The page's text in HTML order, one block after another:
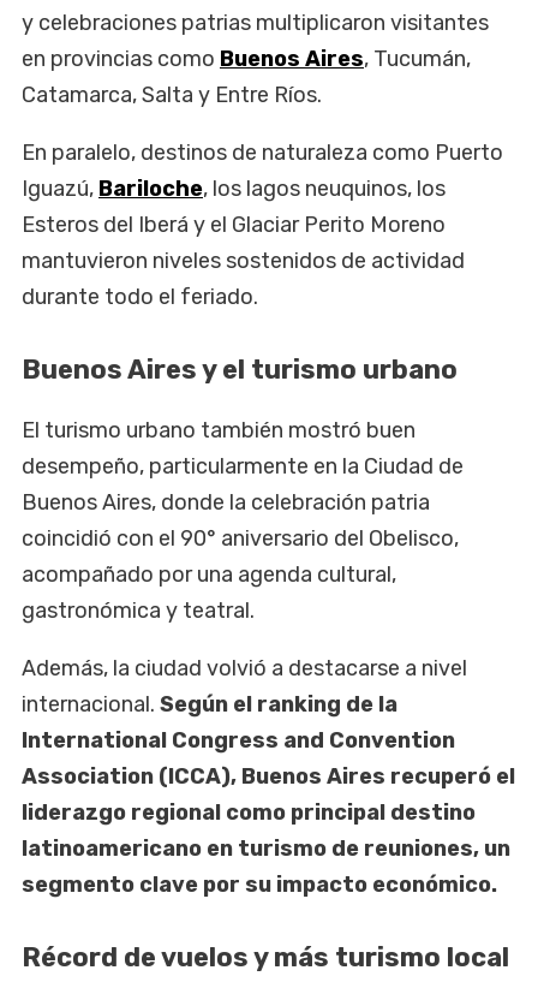
y celebraciones patrias multiplicaron visitantes
en provincias como Buenos Aires, Tucumán,
Catamarca, Salta y Entre Ríos.
En paralelo, destinos de naturaleza como Puerto
Iguazú, Bariloche, los lagos neuquinos, los
Esteros del Iberá y el Glaciar Perito Moreno
mantuvieron niveles sostenidos de actividad
durante todo el feriado.
Buenos Aires y el turismo urbano
El turismo urbano también mostró buen
desempeño, particularmente en la Ciudad de
Buenos Aires, donde la celebración patria
coincidió con el 90° aniversario del Obelisco,
acompañado por una agenda cultural,
gastronómica y teatral.
Además, la ciudad volvió a destacarse a nivel
internacional. Según el ranking de la
International Congress and Convention
Association (ICCA), Buenos Aires recuperó el
liderazgo regional como principal destino
latinoamericano en turismo de reuniones, un
segmento clave por su impacto económico.
Récord de vuelos y más turismo local